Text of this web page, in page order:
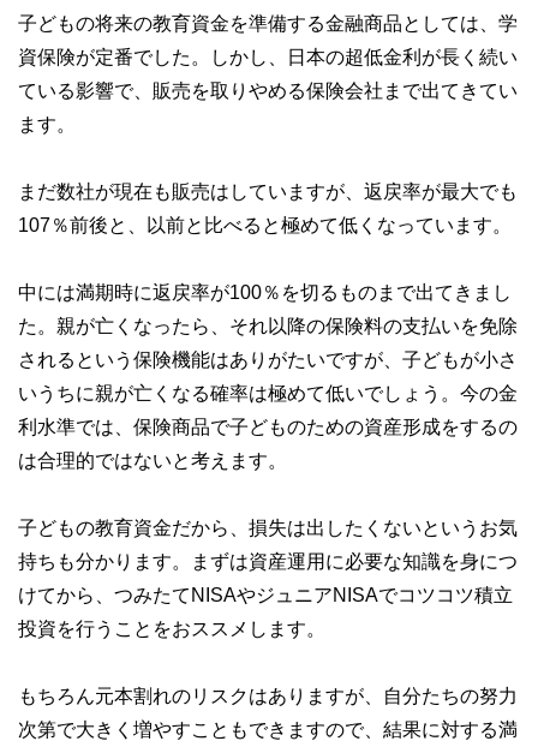
子どもの将来の教育資金を準備する金融商品としては、学
資保険が定番でした。しかし、日本の超低金利が長く続い
ている影響で、販売を取りやめる保険会社まで出てきてい
ます。
まだ数社が現在も販売はしていますが、返戻率が最大でも
107％前後と、以前と比べると極めて低くなっています。
中には満期時に返戻率が100％を切るものまで出てきまし
た。親が亡くなったら、それ以降の保険料の支払いを免除
されるという保険機能はありがたいですが、子どもが小さ
いうちに親が亡くなる確率は極めて低いでしょう。今の金
利水準では、保険商品で子どものための資産形成をするの
は合理的ではないと考えます。
子どもの教育資金だから、損失は出したくないというお気
持ちも分かります。まずは資産運用に必要な知識を身につ
けてから、つみたてNISAやジュニアNISAでコツコツ積立
投資を行うことをおススメします。
もちろん元本割れのリスクはありますが、自分たちの努力
次第で大きく増やすこともできますので、結果に対する満